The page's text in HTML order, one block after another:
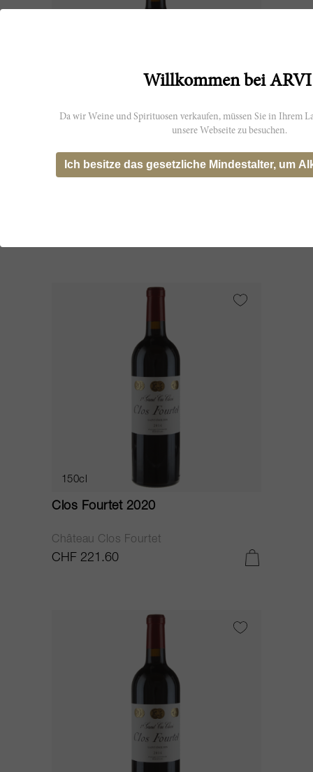
600cl
Clos Fourtet 2020
150cl
Clos Fourtet 2020
Château Clos Fourtet
CHF 221.60
Willkommen bei
Da wir Weine und Spirituosen verkaufen, müssen Sie in Ihrem
unsere Webseite zu besuchen.
Ich besitze das gesetzliche Mindestalter, um